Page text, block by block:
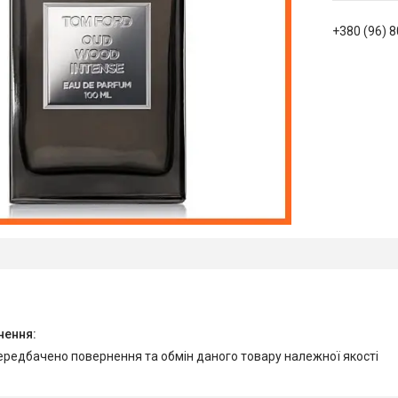
+380 (96)
повернення та обмін даного товару належної якості